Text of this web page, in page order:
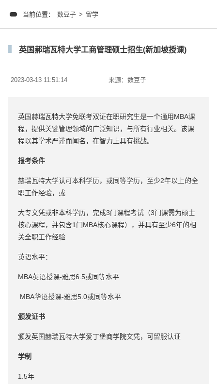
当前位置： 数豆子 > 留学
英国郝瑞瓦特大学工商管理硕士招生(新加坡授课)
2023-03-13 11:51:14 来源： 数豆子
英国赫瑞瓦特大学免联考双证在职研究生是一个通用MBA课
程，提供关键管理领域的广泛知识，与所有行业相关。该课
程以其学术严谨而闻名，在智力上具有挑战。
报考条件
赫瑞瓦特大学认可本科学历，或同等学历，至少2年以上的全
职工作经验，或
大专文凭或非本科学历，完成3门课程考试（3门课需为硕士
核心课程，并包含1门MBA核心课程），并具有至少6年的相
关全职工作经验
英语水平：
MBA英语授课-雅思6.5或同等水平
MBA华语授课-雅思5.0或同等水平
颁发证书
颁发英国赫瑞瓦特大学爱丁堡商学院文凭，可留服认证
学制
1.5年